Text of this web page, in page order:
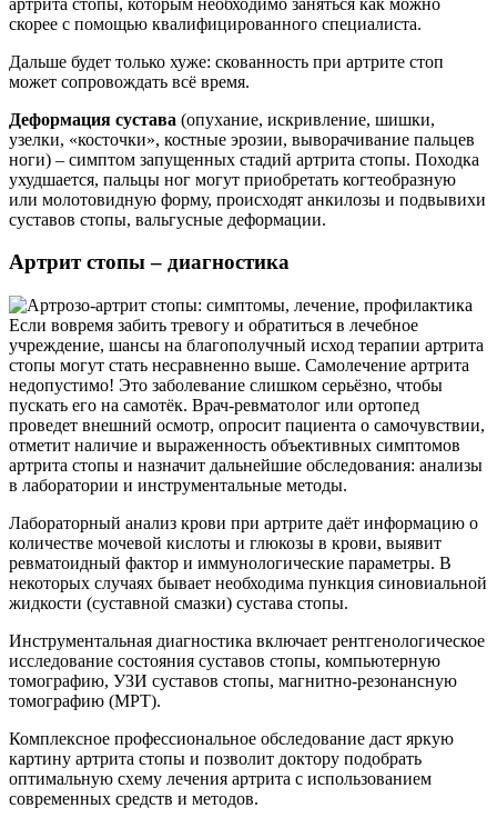
скорее с помощью квалифицированного специалиста.
Дальше будет только хуже: скованность при артрите стоп
может сопровождать всё время.
Деформация сустава (опухание, искривление, шишки,
узелки, «косточки», костные эрозии, выворачивание пальцев
ноги) – симптом запущенных стадий артрита стопы. Походка
ухудшается, пальцы ног могут приобретать когтеобразную
или молотовидную форму, происходят анкилозы и подвывихи
суставов стопы, вальгусные деформации.
Артрит стопы – диагностика
Если вовремя забить тревогу и обратиться в лечебное
учреждение, шансы на благополучный исход терапии артрита
стопы могут стать несравненно выше. Самолечение артрита
недопустимо! Это заболевание слишком серьёзно, чтобы
пускать его на самотёк. Врач-ревматолог или ортопед
проведет внешний осмотр, опросит пациента о самочувствии,
отметит наличие и выраженность объективных симптомов
артрита стопы и назначит дальнейшие обследования: анализы
в лаборатории и инструментальные методы.
Лабораторный анализ крови при артрите даёт информацию о
количестве мочевой кислоты и глюкозы в крови, выявит
ревматоидный фактор и иммунологические параметры. В
некоторых случаях бывает необходима пункция синовиальной
жидкости (суставной смазки) сустава стопы.
Инструментальная диагностика включает рентгенологическое
исследование состояния суставов стопы, компьютерную
томографию, УЗИ суставов стопы, магнитно-резонансную
томографию (МРТ).
Комплексное профессиональное обследование даст яркую
картину артрита стопы и позволит доктору подобрать
оптимальную схему лечения артрита с использованием
современных средств и методов.